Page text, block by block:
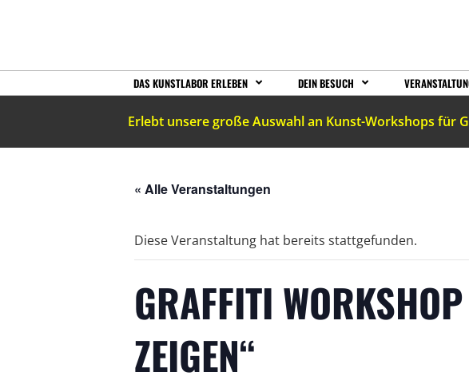
DAS KUNSTLABOR ERLEBEN DEIN BESUCH
Erlebt unsere große Auswahl an Kunst-Workshops für
« Alle Veranstaltungen
Diese Veranstaltung hat bereits stattgefunden.
GRAFFITI
ZEIGEN“